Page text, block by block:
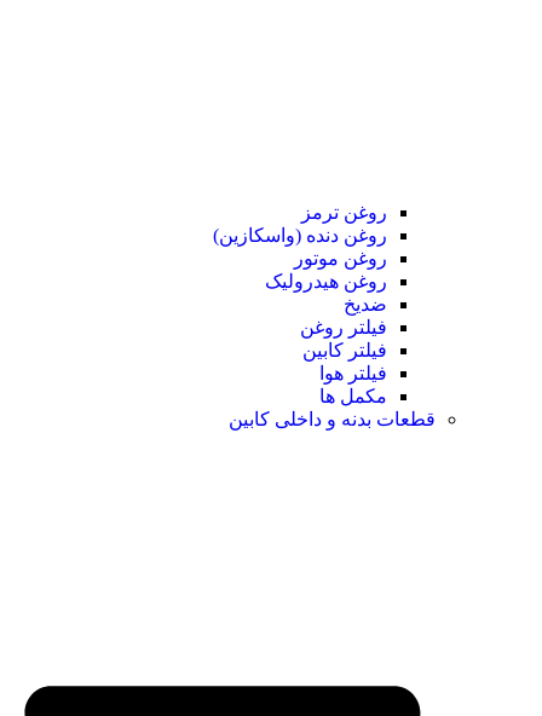
روغن ترمز
روغن دنده (واسکازین)
روغن موتور
روغن هیدرولیک
ضدیخ
فیلتر روغن
فیلتر کابین
فیلتر هوا
مکمل ها
قطعات بدنه و داخلی کابین